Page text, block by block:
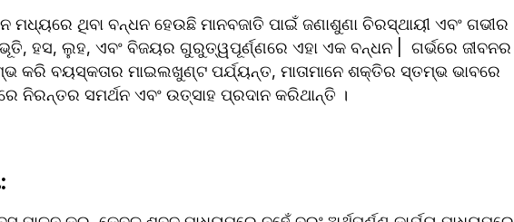
ମଧ୍ୟରେ ଥିବା ବନ୍ଧନ ହେଉଛି ମାନବଜାତି ପାଇଁ ଜଣାଶୁଣା ଚିରସ୍ଥାୟୀ ଏବଂ ଗଭୀର
ହସ, ଲୁହ, ଏବଂ ବିଜୟର ଗୁରୁତ୍ୱପୂର୍ଣ୍ଣରେ ଏହା ଏକ ବନ୍ଧନ |  ଗର୍ଭରେ ଜୀବନର
କରି ବୟସ୍କତାର ମାଇଲଖୁଣ୍ଟ ପର୍ଯ୍ୟନ୍ତ, ମାତାମାନେ ଶକ୍ତିର ସ୍ତମ୍ଭ ଭାବରେ
ନିରନ୍ତର ସମର୍ଥନ ଏବଂ ଉତ୍ସାହ ପ୍ରଦାନ କରିଥାନ୍ତି ।